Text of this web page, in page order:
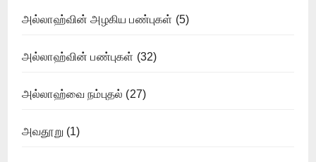
அல்லாஹ்வின் அழகிய பண்புகள் (5)
அல்லாஹ்வின் பண்புகள் (32)
அல்லாஹ்வை நம்புதல் (27)
அவதூறு (1)